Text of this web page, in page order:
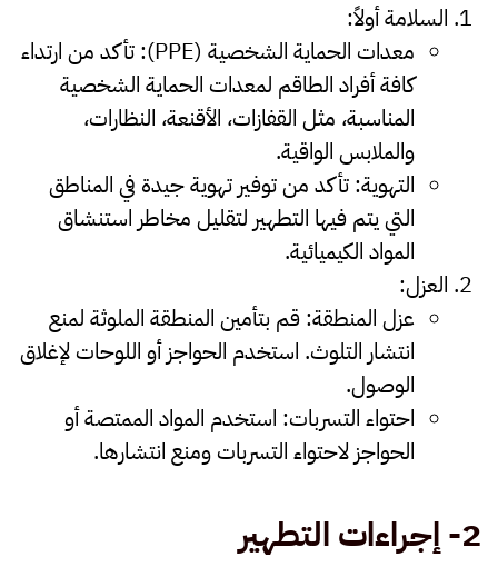
السلامة أولاً:
معدات الحماية الشخصية (PPE):
تأكد من ارتداء
كافة أفراد الطاقم لمعدات الحماية الشخصية
المناسبة، مثل القفازات، الأقنعة، النظارات،
والملابس الواقية.
التهوية: تأكد من توفير تهوية جيدة في المناطق
التي يتم فيها التطهير لتقليل مخاطر استنشاق
المواد الكيميائية.
العزل:
عزل المنطقة: قم بتأمين المنطقة الملوثة لمنع
انتشار التلوث. استخدم الحواجز أو اللوحات لإغلاق
الوصول.
احتواء التسربات: استخدم المواد الممتصة أو
الحواجز لاحتواء التسربات ومنع انتشارها.
2- إجراءات التطهير